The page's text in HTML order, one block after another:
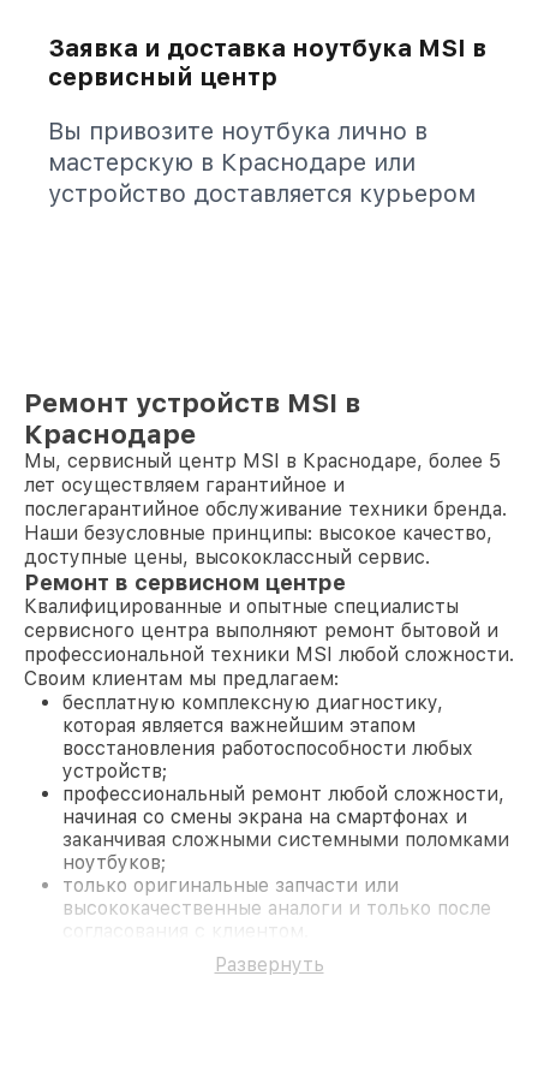
Заявка и доставка ноутбука MSI в
сервисный центр
Вы привозите ноутбука лично в
мастерскую в Краснодаре или
устройство доставляется курьером
Ремонт устройств MSI в
Краснодаре
Мы, сервисный центр MSI в Краснодаре, более 5
лет осуществляем гарантийное и
послегарантийное обслуживание техники бренда.
Наши безусловные принципы: высокое качество,
доступные цены, высококлассный сервис.
Ремонт в сервисном центре
Квалифицированные и опытные специалисты
сервисного центра выполняют ремонт бытовой и
профессиональной техники MSI любой сложности.
Своим клиентам мы предлагаем:
бесплатную комплексную диагностику,
которая является важнейшим этапом
восстановления работоспособности любых
устройств;
профессиональный ремонт любой сложности,
начиная со смены экрана на смартфонах и
заканчивая сложными системными поломками
ноутбуков;
только оригинальные запчасти или
высококачественные аналоги и только после
согласования с клиентом.
На все работы и замененные комплектующие
предоставляется длительная гарантия. В случае
Развернуть